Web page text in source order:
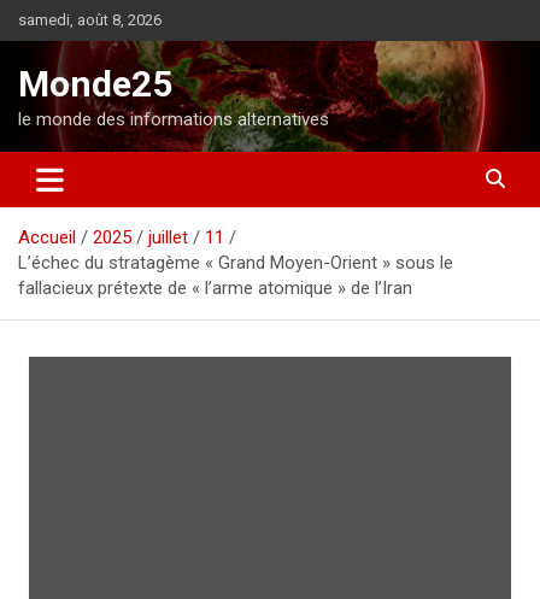
l
o
n
samedi, août 8, 2026
Monde25
le monde des informations alternatives
Accueil 2025 juillet
11
L’échec du stratagème « Grand Moyen-Orient » sous le
fallacieux prétexte de « l’arme atomique » de l’Iran